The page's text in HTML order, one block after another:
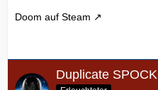
Doom auf Steam
Duplicate SPOCK